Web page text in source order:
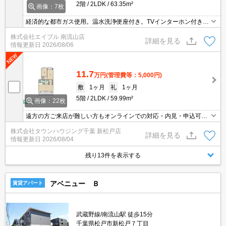
画像：7枚 2階 2LDK 63.35m²
経済的な都市ガス使用。温水洗浄便座付き。TVインターホン付き。
2面バルコニー。追焚給湯。3口システムキッチン。日当たり良好。
再契約可。仲介手数料家賃の0.55ヵ月分。
株式会社エイブル 南流山店
情報更新日 2026/08/06
詳細を見る
画像：22枚
11.7万円(管理費等：5,000円)
敷
1ヶ月 礼
1ヶ月
5階
2LDK 59.99m²
遠方の方ご来店が難しい方もオンラインでの対応・内見・申込可能
です！
株式会社タウンハウジング千葉 新松戸店
情報更新日 2026/08/04
詳細を見る
残り13件を表示する
賃貸アパート アベニュー Ｂ
武蔵野線/南流山駅 徒歩15分
千葉県松戸市新松戸７丁目